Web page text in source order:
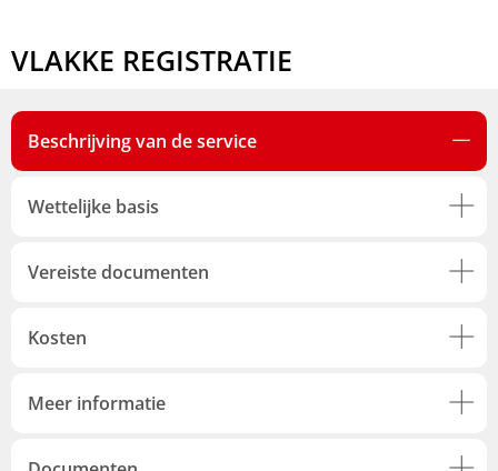
VLAKKE REGISTRATIE
Beschrijving van de service
Wettelijke basis
Vereiste documenten
Kosten
Meer informatie